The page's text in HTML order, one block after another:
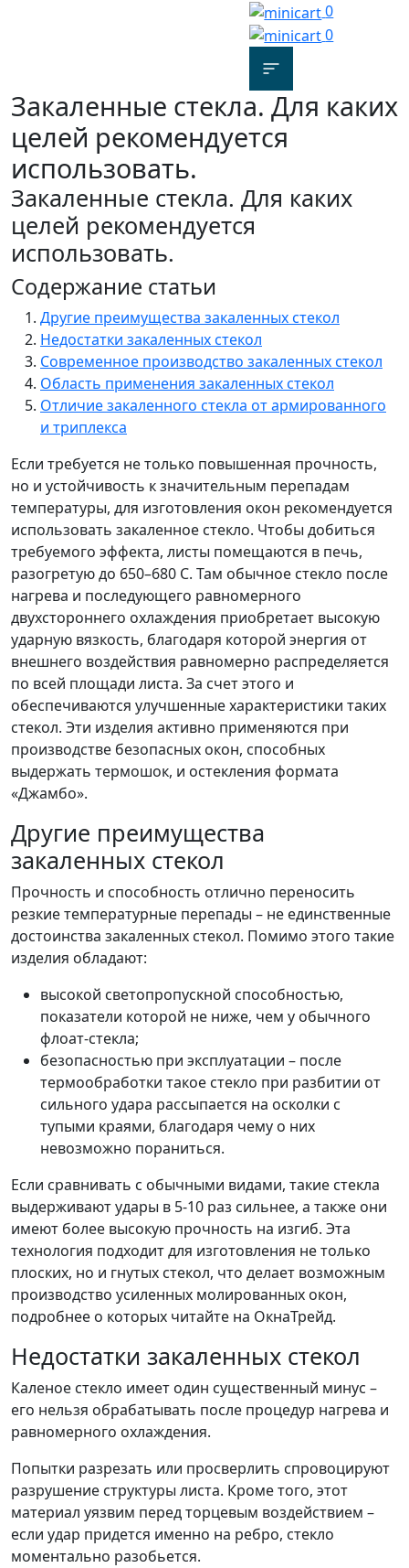
0
0
Закаленные стекла. Для каких
целей рекомендуется
использовать.
Закаленные стекла. Для каких
целей рекомендуется
использовать.
Содержание статьи
Другие преимущества закаленных стекол
Недостатки закаленных стекол
Современное производство закаленных стекол
Область применения закаленных стекол
Отличие закаленного стекла от армированного
и триплекса
Если требуется не только повышенная прочность,
но и устойчивость к значительным перепадам
температуры, для изготовления окон рекомендуется
использовать закаленное стекло. Чтобы добиться
требуемого эффекта, листы помещаются в печь,
разогретую до 650–680 C. Там обычное стекло после
нагрева и последующего равномерного
двухстороннего охлаждения приобретает высокую
ударную вязкость, благодаря которой энергия от
внешнего воздействия равномерно распределяется
по всей площади листа. За счет этого и
обеспечиваются улучшенные характеристики таких
стекол. Эти изделия активно применяются при
производстве безопасных окон, способных
выдержать термошок, и остекления формата
«Джамбо».
Другие преимущества
закаленных стекол
Прочность и способность отлично переносить
резкие температурные перепады – не единственные
достоинства закаленных стекол. Помимо этого такие
изделия обладают:
высокой светопропускной способностью,
показатели которой не ниже, чем у обычного
флоат-стекла;
безопасностью при эксплуатации – после
термообработки такое стекло при разбитии от
сильного удара рассыпается на осколки с
тупыми краями, благодаря чему о них
невозможно пораниться.
Если сравнивать с обычными видами, такие стекла
выдерживают удары в 5-10 раз сильнее, а также они
имеют более высокую прочность на изгиб. Эта
технология подходит для изготовления не только
плоских, но и гнутых стекол, что делает возможным
производство усиленных молированных окон,
подробнее о которых читайте на ОкнаТрейд.
Недостатки закаленных стекол
Каленое стекло имеет один существенный минус –
его нельзя обрабатывать после процедур нагрева и
равномерного охлаждения.
Попытки разрезать или просверлить спровоцируют
разрушение структуры листа. Кроме того, этот
материал уязвим перед торцевым воздействием –
если удар придется именно на ребро, стекло
моментально разобьется.